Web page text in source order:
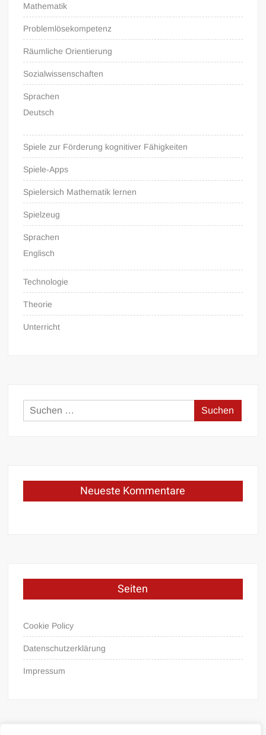
Mathematik
Problemlösekompetenz
Räumliche Orientierung
Sozialwissenschaften
Sprachen
Deutsch
Spiele zur Förderung kognitiver Fähigkeiten
Spiele-Apps
Spielersich Mathematik lernen
Spielzeug
Sprachen
Englisch
Technologie
Theorie
Unterricht
Suchen
nach:
Neueste Kommentare
Seiten
Cookie Policy
Datenschutzerklärung
Impressum